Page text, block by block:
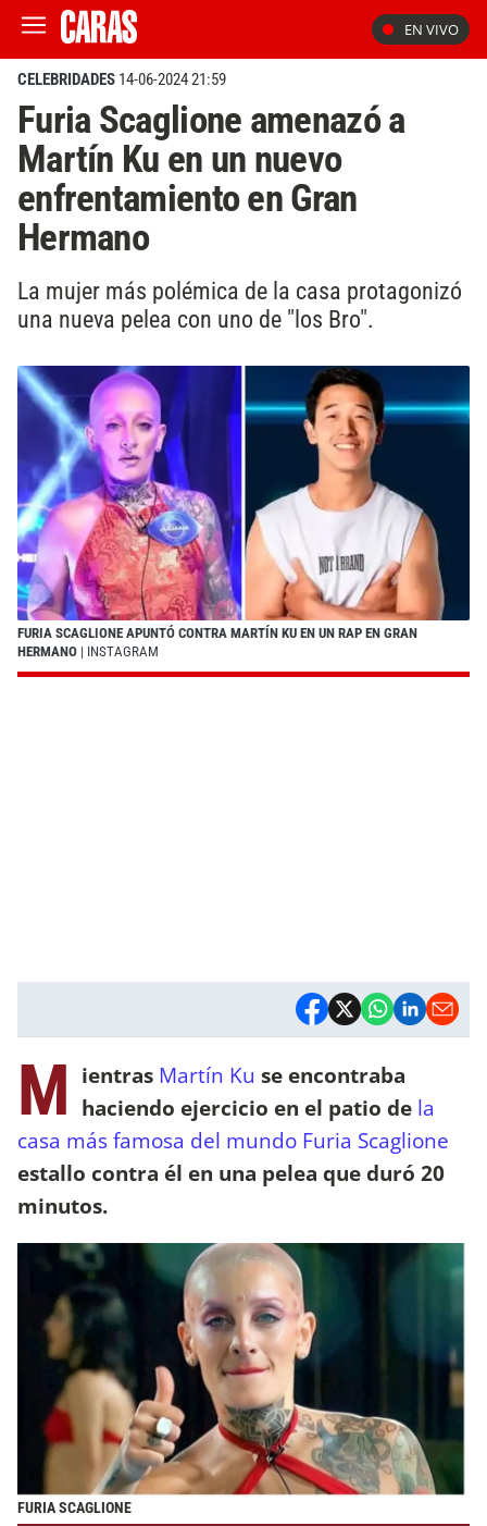
EN VIVO
CELEBRIDADES 14-06-2024 21:59
Furia Scaglione amenazó a
Martín Ku en un nuevo
enfrentamiento en Gran
Hermano
La mujer más polémica de la casa protagonizó
una nueva pelea con uno de "los Bro".
FURIA SCAGLIONE APUNTÓ CONTRA MARTÍN KU EN UN RAP EN GRAN
HERMANO | INSTAGRAM
M ientras Martín Ku se encontraba
haciendo ejercicio en el patio de la
casa más famosa del mundo Furia Scaglione
estallo contra él en una pelea que duró 20
minutos.
FURIA SCAGLIONE